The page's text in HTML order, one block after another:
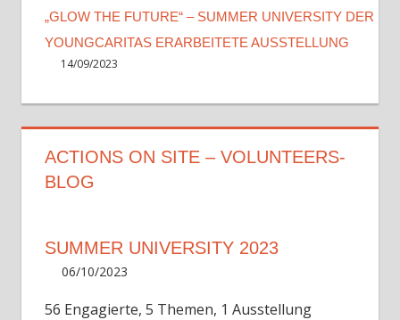
„GLOW THE FUTURE“ – SUMMER UNIVERSITY DER
YOUNGCARITAS ERARBEITETE AUSSTELLUNG
14/09/2023
ACTIONS ON SITE – VOLUNTEERS-
BLOG
SUMMER UNIVERSITY 2023
06/10/2023
56 Engagierte, 5 Themen, 1 Ausstellung